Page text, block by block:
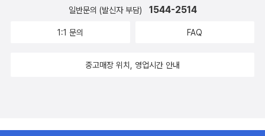
일반문의 (발신자 부담) 1544-2514
1:1 문의 FAQ
중고매장 위치, 영업시간 안내